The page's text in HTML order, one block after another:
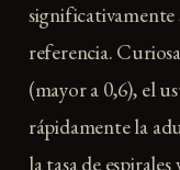
significativamente
referencia.
(mayor a 0,6), el
rápidamente la
la tasa de